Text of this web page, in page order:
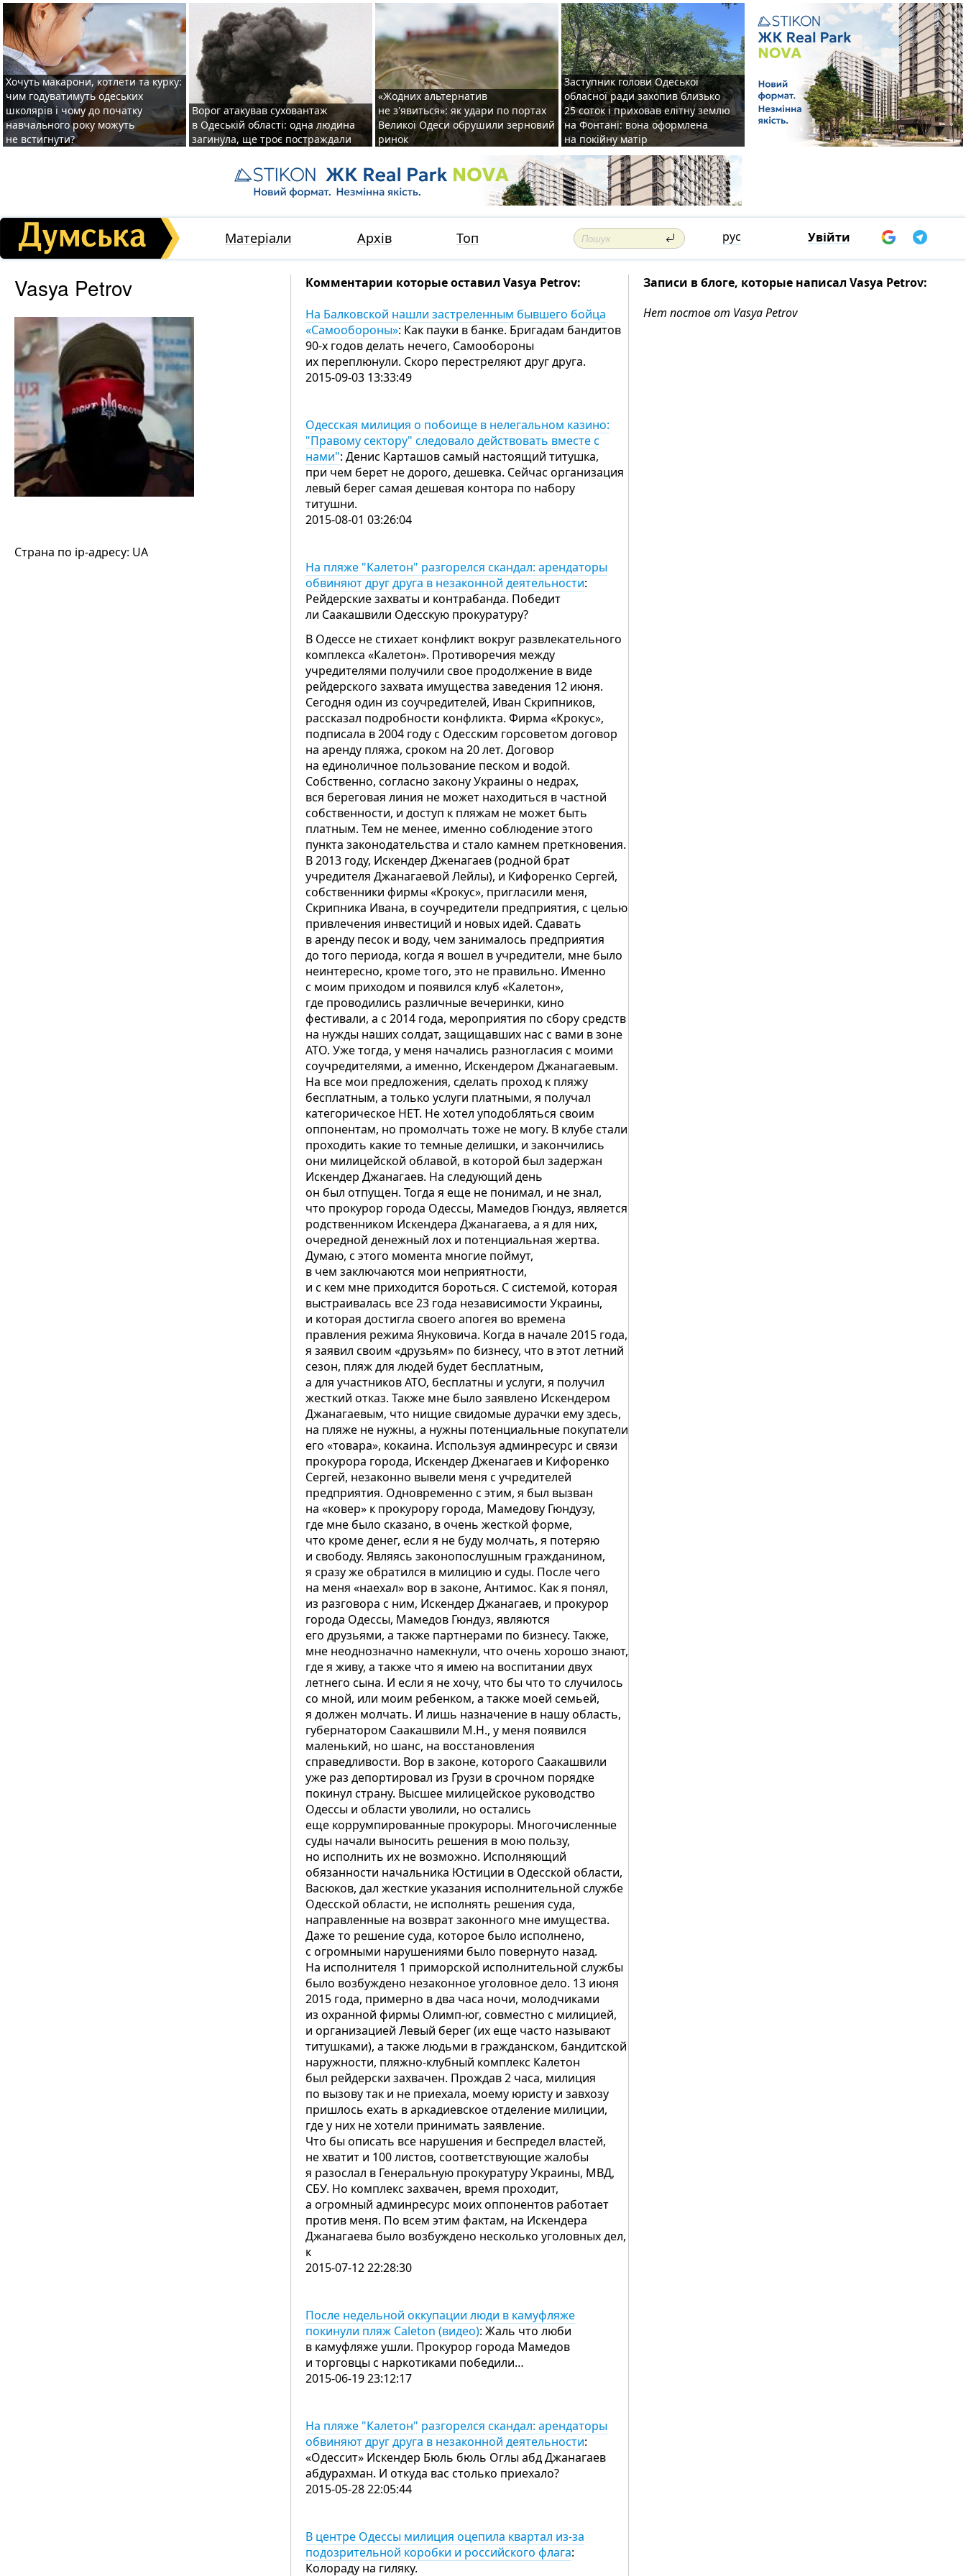
Хочуть макарони, котлети та курку:
чим годуватимуть одеських
школярів і чому до початку
навчального року можуть
не встигнути?
Ворог атакував суховантаж
в Одеській області: одна людина
загинула, ще троє постраждали
«Жодних альтернатив
не з'явиться»: як удари по портах
Великої Одеси обрушили зерновий
ринок
Заступник голови Одеської
обласної ради захопив близько
25 соток і приховав елітну землю
на Фонтані: вона оформлена
на покійну матір
Матеріали Архів Топ рус Увійти
Vasya Petrov
Страна по ip-адресу: UA
Комментарии которые оставил Vasya Petrov:
На Балковской нашли застреленным бывшего бойца
«Самообороны»: Как пауки в банке. Бригадам бандитов
90-х годов делать нечего, Самообороны
их переплюнули. Скоро перестреляют друг друга.
2015-09-03 13:33:49
Одесская милиция о побоище в нелегальном казино:
"Правому сектору" следовало действовать вместе с
нами": Денис Карташов самый настоящий титушка,
при чем берет не дорого, дешевка. Сейчас организация
левый берег самая дешевая контора по набору
титушни.
2015-08-01 03:26:04
На пляже "Калетон" разгорелся скандал: арендаторы
обвиняют друг друга в незаконной деятельности:
Рейдерские захваты и контрабанда. Победит
ли Саакашвили Одесскую прокуратуру?
В Одессе не стихает конфликт вокруг развлекательного
комплекса «Калетон». Противоречия между
учредителями получили свое продолжение в виде
рейдерского захвата имущества заведения 12 июня.
Сегодня один из соучредителей, Иван Скрипников,
рассказал подробности конфликта. Фирма «Крокус»,
подписала в 2004 году с Одесским горсоветом договор
на аренду пляжа, сроком на 20 лет. Договор
на единоличное пользование песком и водой.
Собственно, согласно закону Украины о недрах,
вся береговая линия не может находиться в частной
собственности, и доступ к пляжам не может быть
платным. Тем не менее, именно соблюдение этого
пункта законодательства и стало камнем преткновения.
В 2013 году, Искендер Дженагаев (родной брат
учредителя Джанагаевой Лейлы), и Кифоренко Сергей,
собственники фирмы «Крокус», пригласили меня,
Скрипника Ивана, в соучредители предприятия, с целью
привлечения инвестиций и новых идей. Сдавать
в аренду песок и воду, чем занималось предприятия
до того периода, когда я вошел в учредители, мне было
неинтересно, кроме того, это не правильно. Именно
с моим приходом и появился клуб «Калетон»,
где проводились различные вечеринки, кино
фестивали, а с 2014 года, мероприятия по сбору средств
на нужды наших солдат, защищавших нас с вами в зоне
АТО. Уже тогда, у меня начались разногласия с моими
соучредителями, а именно, Искендером Джанагаевым.
На все мои предложения, сделать проход к пляжу
бесплатным, а только услуги платными, я получал
категорическое НЕТ. Не хотел уподобляться своим
оппонентам, но промолчать тоже не могу. В клубе стали
проходить какие то темные делишки, и закончились
они милицейской облавой, в которой был задержан
Искендер Джанагаев. На следующий день
он был отпущен. Тогда я еще не понимал, и не знал,
что прокурор города Одессы, Мамедов Гюндуз, является
родственником Искендера Джанагаева, а я для них,
очередной денежный лох и потенциальная жертва.
Думаю, с этого момента многие поймут,
в чем заключаются мои неприятности,
и с кем мне приходится бороться. С системой, которая
выстраивалась все 23 года независимости Украины,
и которая достигла своего апогея во времена
правления режима Януковича. Когда в начале 2015 года,
я заявил своим «друзьям» по бизнесу, что в этот летний
сезон, пляж для людей будет бесплатным,
а для участников АТО, бесплатны и услуги, я получил
жесткий отказ. Также мне было заявлено Искендером
Джанагаевым, что нищие свидомые дурачки ему здесь,
на пляже не нужны, а нужны потенциальные покупатели
его «товара», кокаина. Используя админресурс и связи
прокурора города, Искендер Дженагаев и Кифоренко
Сергей, незаконно вывели меня с учредителей
предприятия. Одновременно с этим, я был вызван
на «ковер» к прокурору города, Мамедову Гюндузу,
где мне было сказано, в очень жесткой форме,
что кроме денег, если я не буду молчать, я потеряю
и свободу. Являясь законопослушным гражданином,
я сразу же обратился в милицию и суды. После чего
на меня «наехал» вор в законе, Антимос. Как я понял,
из разговора с ним, Искендер Джанагаев, и прокурор
города Одессы, Мамедов Гюндуз, являются
его друзьями, а также партнерами по бизнесу. Также,
мне неоднозначно намекнули, что очень хорошо знают,
где я живу, а также что я имею на воспитании двух
летнего сына. И если я не хочу, что бы что то случилось
со мной, или моим ребенком, а также моей семьей,
я должен молчать. И лишь назначение в нашу область,
губернатором Саакашвили М.Н., у меня появился
маленький, но шанс, на восстановления
справедливости. Вор в законе, которого Саакашвили
уже раз депортировал из Грузи в срочном порядке
покинул страну. Высшее милицейское руководство
Одессы и области уволили, но остались
еще коррумпированные прокуроры. Многочисленные
суды начали выносить решения в мою пользу,
но исполнить их не возможно. Исполняющий
обязанности начальника Юстиции в Одесской области,
Васюков, дал жесткие указания исполнительной службе
Одесской области, не исполнять решения суда,
направленные на возврат законного мне имущества.
Даже то решение суда, которое было исполнено,
с огромными нарушениями было повернуто назад.
На исполнителя 1 приморской исполнительной службы
было возбуждено незаконное уголовное дело. 13 июня
2015 года, примерно в два часа ночи, молодчиками
из охранной фирмы Олимп-юг, совместно с милицией,
и организацией Левый берег (их еще часто называют
титушками), а также людьми в гражданском, бандитской
наружности, пляжно-клубный комплекс Калетон
был рейдерски захвачен. Прождав 2 часа, милиция
по вызову так и не приехала, моему юристу и завхозу
пришлось ехать в аркадиевское отделение милиции,
где у них не хотели принимать заявление.
Что бы описать все нарушения и беспредел властей,
не хватит и 100 листов, соответствующие жалобы
я разослал в Генеральную прокуратуру Украины, МВД,
СБУ. Но комплекс захвачен, время проходит,
а огромный админресурс моих оппонентов работает
против меня. По всем этим фактам, на Искендера
Джанагаева было возбуждено несколько уголовных дел,
к
2015-07-12 22:28:30
После недельной оккупации люди в камуфляже
покинули пляж Caleton (видео): Жаль что люби
в камуфляже ушли. Прокурор города Мамедов
и торговцы с наркотиками победили…
2015-06-19 23:12:17
На пляже "Калетон" разгорелся скандал: арендаторы
обвиняют друг друга в незаконной деятельности:
«Одессит» Искендер Бюль бюль Оглы абд Джанагаев
абдурахман. И откуда вас столько приехало?
2015-05-28 22:05:44
В центре Одессы милиция оцепила квартал из-за
подозрительной коробки и российского флага:
Колораду на гиляку.
Записи в блоге, которые написал Vasya Petrov:
Нет постов от Vasya Petrov